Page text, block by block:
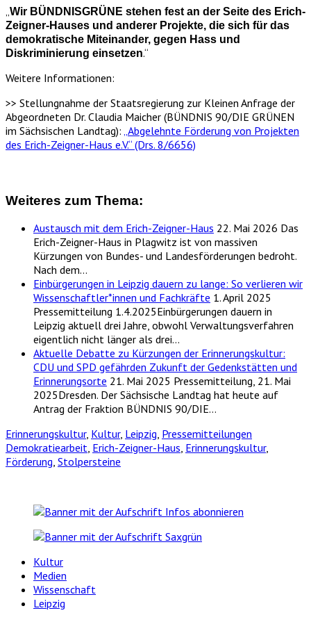
Wir BÜNDNISGRÜNE stehen fest an der Seite des Erich-
Zeigner-Hauses und anderer Projekte, die sich für das
demokratische Miteinander, gegen Hass und
Diskriminierung einsetzen.“
Weitere Informationen:
>> Stellungnahme der Staatsregierung zur Kleinen Anfrage der
Abgeordneten Dr. Claudia Maicher (BÜNDNIS 90/DIE GRÜNEN
im Sächsischen Landtag): „Abgelehnte Förderung von Projekten
des Erich-Zeigner-Haus e.V.“ (Drs. 8/6656)
Weiteres zum Thema:
Austausch mit dem Erich-Zeigner-Haus 22. Mai 2026 Das
Erich-Zeigner-Haus in Plagwitz ist von massiven
Kürzungen von Bundes- und Landesförderungen bedroht.
Nach dem…
Einbürgerungen in Leipzig dauern zu lange: So verlieren wir
Wissenschaftler*innen und Fachkräfte 1. April 2025
Pressemitteilung 1.4.2025Einbürgerungen dauern in
Leipzig aktuell drei Jahre, obwohl Verwaltungsverfahren
eigentlich nicht länger als drei…
Aktuelle Debatte zu Kürzungen der Erinnerungskultur:
CDU und SPD gefährden Zukunft der Gedenkstätten und
Erinnerungsorte 21. Mai 2025 Pressemitteilung, 21. Mai
2025Dresden. Der Sächsische Landtag hat heute auf
Antrag der Fraktion BÜNDNIS 90/DIE…
Erinnerungskultur, Kultur, Leipzig, Pressemitteilungen
Demokratiearbeit, Erich-Zeigner-Haus, Erinnerungskultur,
Förderung, Stolpersteine
Kultur
Medien
Wissenschaft
Leipzig